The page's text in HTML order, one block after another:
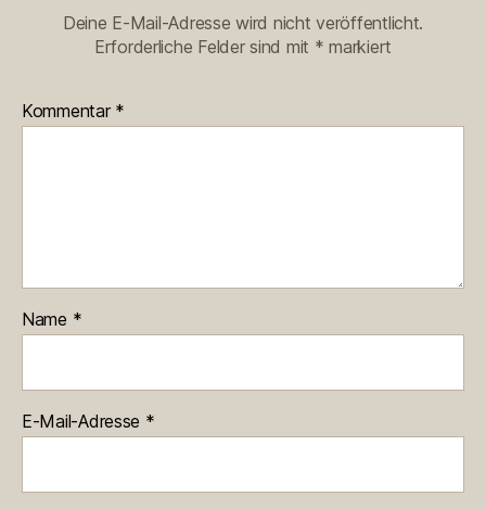
Deine E-Mail-Adresse wird nicht veröffentlicht.
Erforderliche Felder sind mit * markiert
Kommentar *
Name *
E-Mail-Adresse *